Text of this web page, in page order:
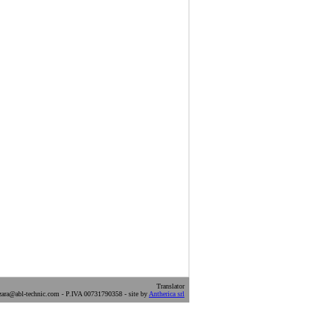
Translator
technic.com - P.IVA 00731790358 - site by Antherica srl